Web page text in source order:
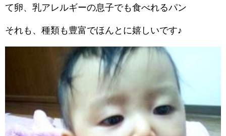
て卵、乳アレルギーの息子でも食べれるパン
それも、種類も豊富でほんとに嬉しいです♪